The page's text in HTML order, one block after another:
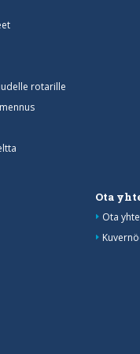
rotarille
Ota
Ota